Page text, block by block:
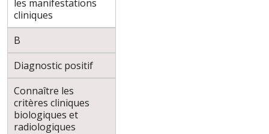
les manifestations
cliniques
B
Diagnostic positif
Connaître les
critères cliniques
biologiques et
radiologiques